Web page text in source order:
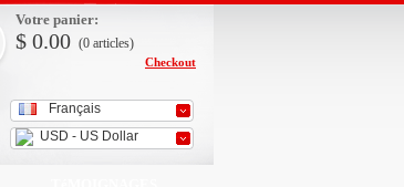
Français
USD - US Dollar
Votre panier:
$ 0.00 (0 articles)
Checkout